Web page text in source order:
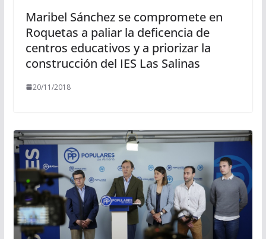
Maribel Sánchez se compromete en
Roquetas a paliar la deficencia de
centros educativos y a priorizar la
construcción del IES Las Salinas
20/11/2018